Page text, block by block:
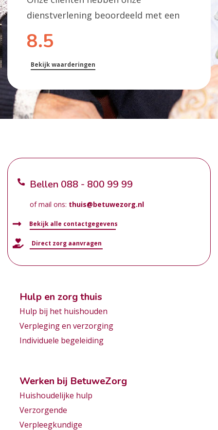
dienstverlening beoordeeld met een
8.5
Bekijk waarderingen
Bellen 088 - 800 99 99
of mail ons: thuis@betuwezorg.nl
Bekijk alle contactgegevens
Direct zorg aanvragen
Hulp en zorg thuis
Hulp bij het huishouden
Verpleging en verzorging
Individuele begeleiding
Werken bij BetuweZorg
Huishoudelijke hulp
Verzorgende
Verpleegkundige